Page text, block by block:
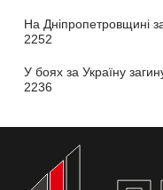
На Дніпропетровщині
2252
У боях за Україну
2236